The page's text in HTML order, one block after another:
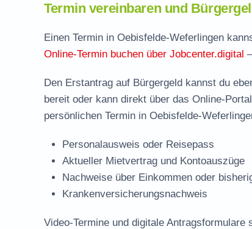
Termin vereinbaren und
Einen Termin in Oebisfelde-Weferlingen
Online-Termin buchen über Jobcenter.digital
Den Erstantrag auf Bürgergeld kannst du
bereit oder kann direkt über das Online-
persönlichen Termin in Oebisfelde-
Personalausweis oder Reisepass
Aktueller Mietvertrag und Kontoauszüge
Nachweise über Einkommen oder
Krankenversicherungsnachweis
Video-Termine und digitale